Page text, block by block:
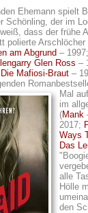
Ehemann spielt
Schönling, der im
dass der frühe
polierte
am Abgrund – 1997;
Glen Ross –
Die Mafiosi-Braut –
Mal
im
(Mank
2017;
Ways
Das
alle
Hölle
den